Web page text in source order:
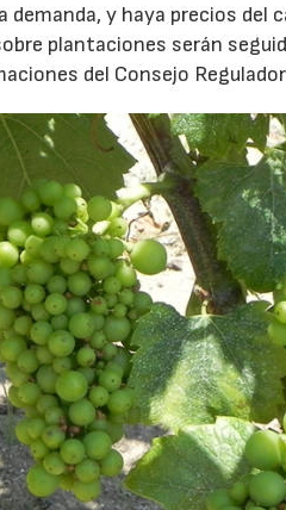
y haya precios del
plantaciones serán
del Consejo